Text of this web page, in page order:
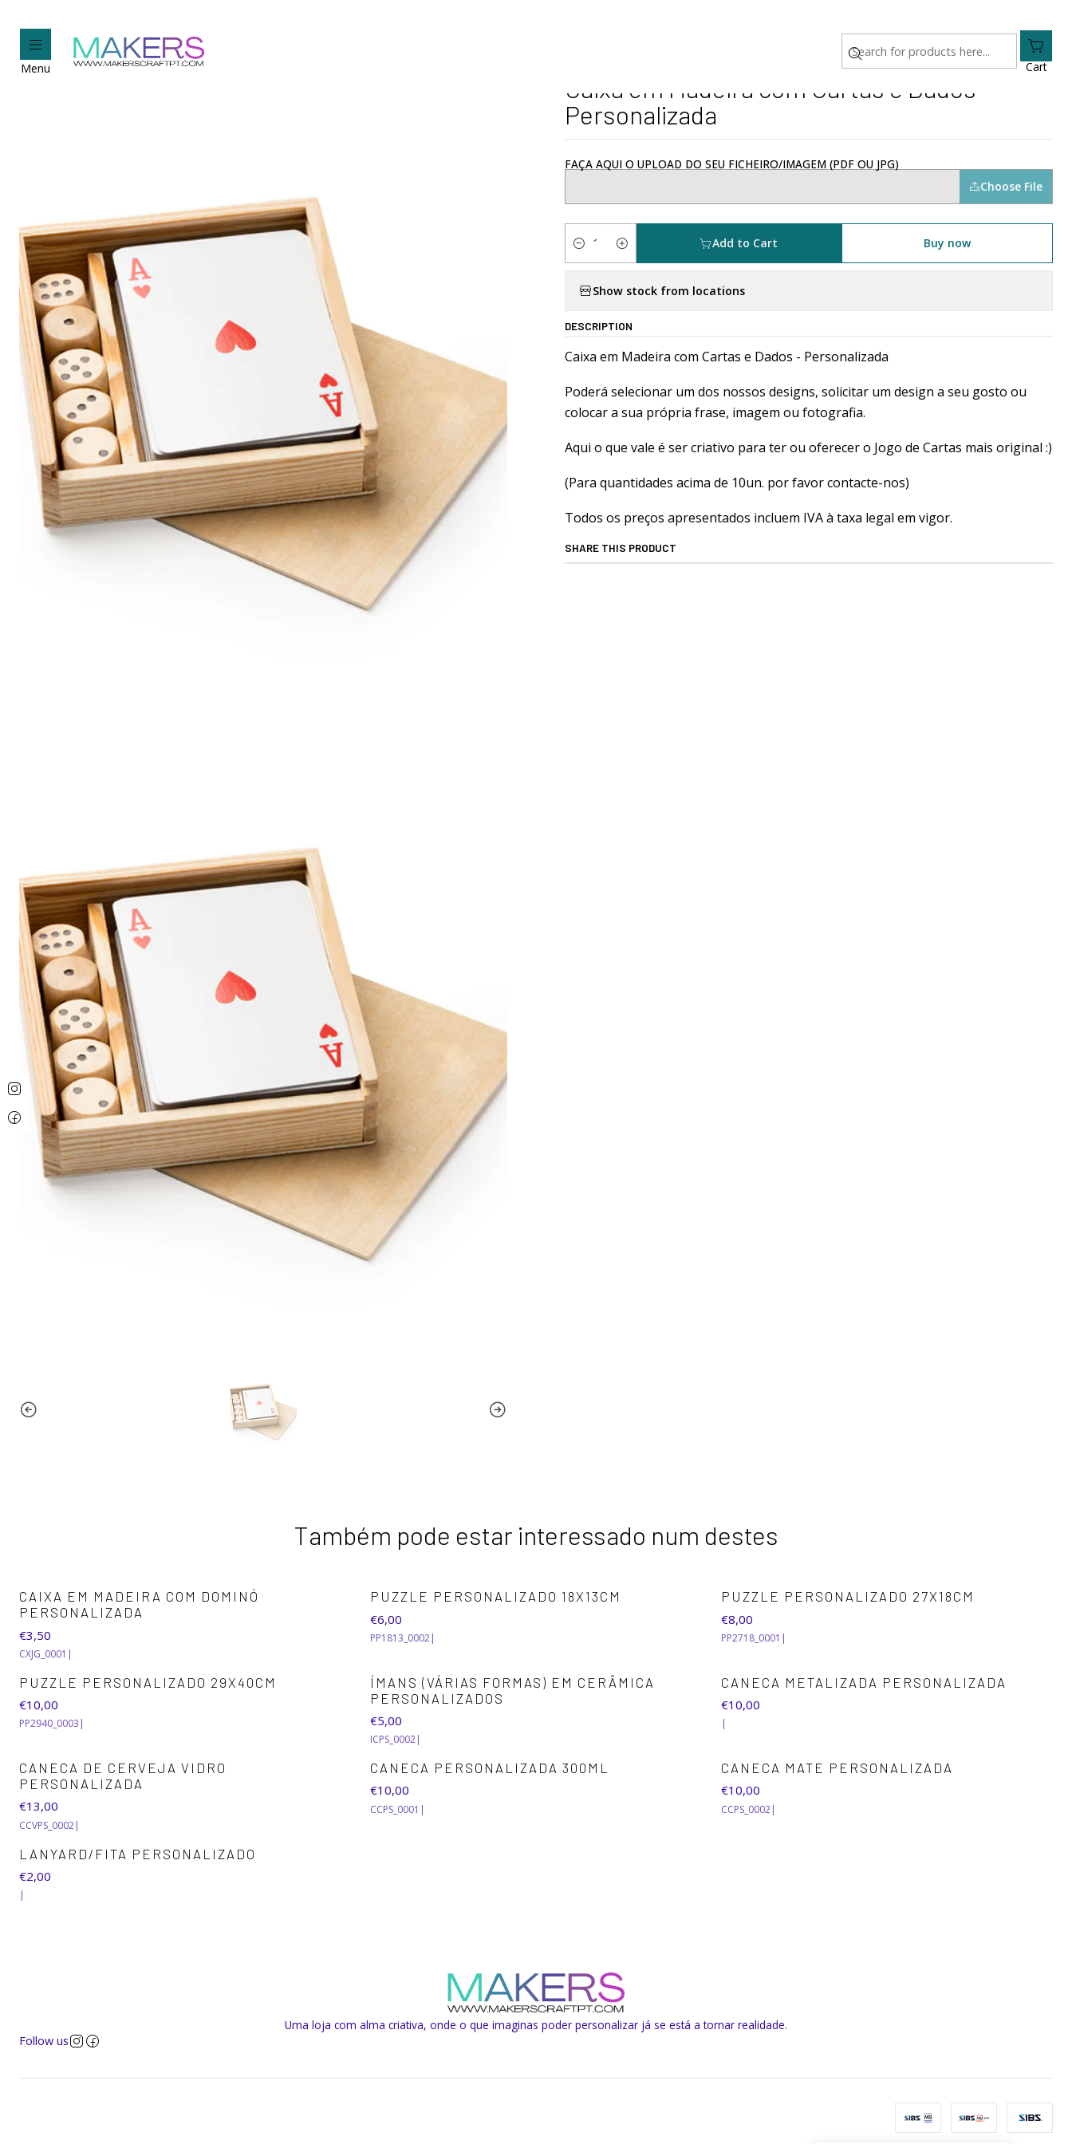
Menu Cart
Caixa em Madeira com Cartas e Dados
Personalizada
FAÇA AQUI O UPLOAD DO SEU FICHEIRO/IMAGEM (PDF OU JPG)
Choose File
Quantity
Add to Cart Buy now
Show stock from locations
DESCRIPTION
Caixa em Madeira com Cartas e Dados - Personalizada
Poderá selecionar um dos nossos designs, solicitar um design a seu gosto ou
colocar a sua própria frase, imagem ou fotografia.
Aqui o que vale é ser criativo para ter ou oferecer o Jogo de Cartas mais original :)
(Para quantidades acima de 10un. por favor contacte-nos)
Todos os preços apresentados incluem IVA à taxa legal em vigor.
SHARE THIS PRODUCT
Também pode estar interessado num destes
CAIXA EM MADEIRA COM DOMINÓ
PERSONALIZADA
€3,50
CXJG_0001 |
PUZZLE PERSONALIZADO 18X13CM
€6,00
PP1813_0002|
PUZZLE PERSONALIZADO 27X18CM
€8,00
PP2718_0001 |
PUZZLE PERSONALIZADO 29X40CM
€10,00
PP2940_0003 |
ÍMANS (VÁRIAS FORMAS) EM CERÂMICA
PERSONALIZADOS
€5,00
ICPS_0002|
CANECA METALIZADA PERSONALIZADA
€10,00
|
CANECA DE CERVEJA VIDRO
PERSONALIZADA
€13,00
CCVPS_0002|
CANECA PERSONALIZADA 300ML
€10,00
CCPS_0001 |
CANECA MATE PERSONALIZADA
€10,00
CCPS_0002|
LANYARD/FITA PERSONALIZADO
€2,00
|
Uma loja com alma criativa, onde o que imaginas poder personalizar já se está a tornar realidade.
Follow us